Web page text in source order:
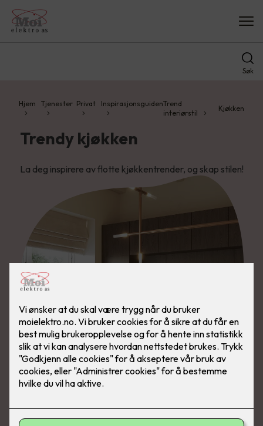
Søk
Hjem Tjenester Privat InspirasjonsguidenTrend
interiørstil
Kjøkken
Trendy kjøkken
La deg inspirere av flotte kjøkkentrender, og skap stilen!